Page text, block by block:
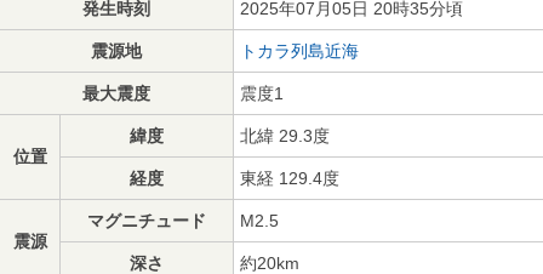
発生時刻 2025年07月05日 20時35分頃
震源地 トカラ列島近海
最大震度 震度1
位置
緯度 北緯 29.3度
経度 東経 129.4度
震源
マグニチュード M2.5
深さ 約20km